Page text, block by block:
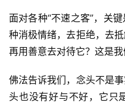
资
讯
面对各种“不速之客”，关
种消极情绪，去拒绝，去
再用善意去对待它？这是我
佛法告诉我们，念头不是
头也没有好与不好，它只